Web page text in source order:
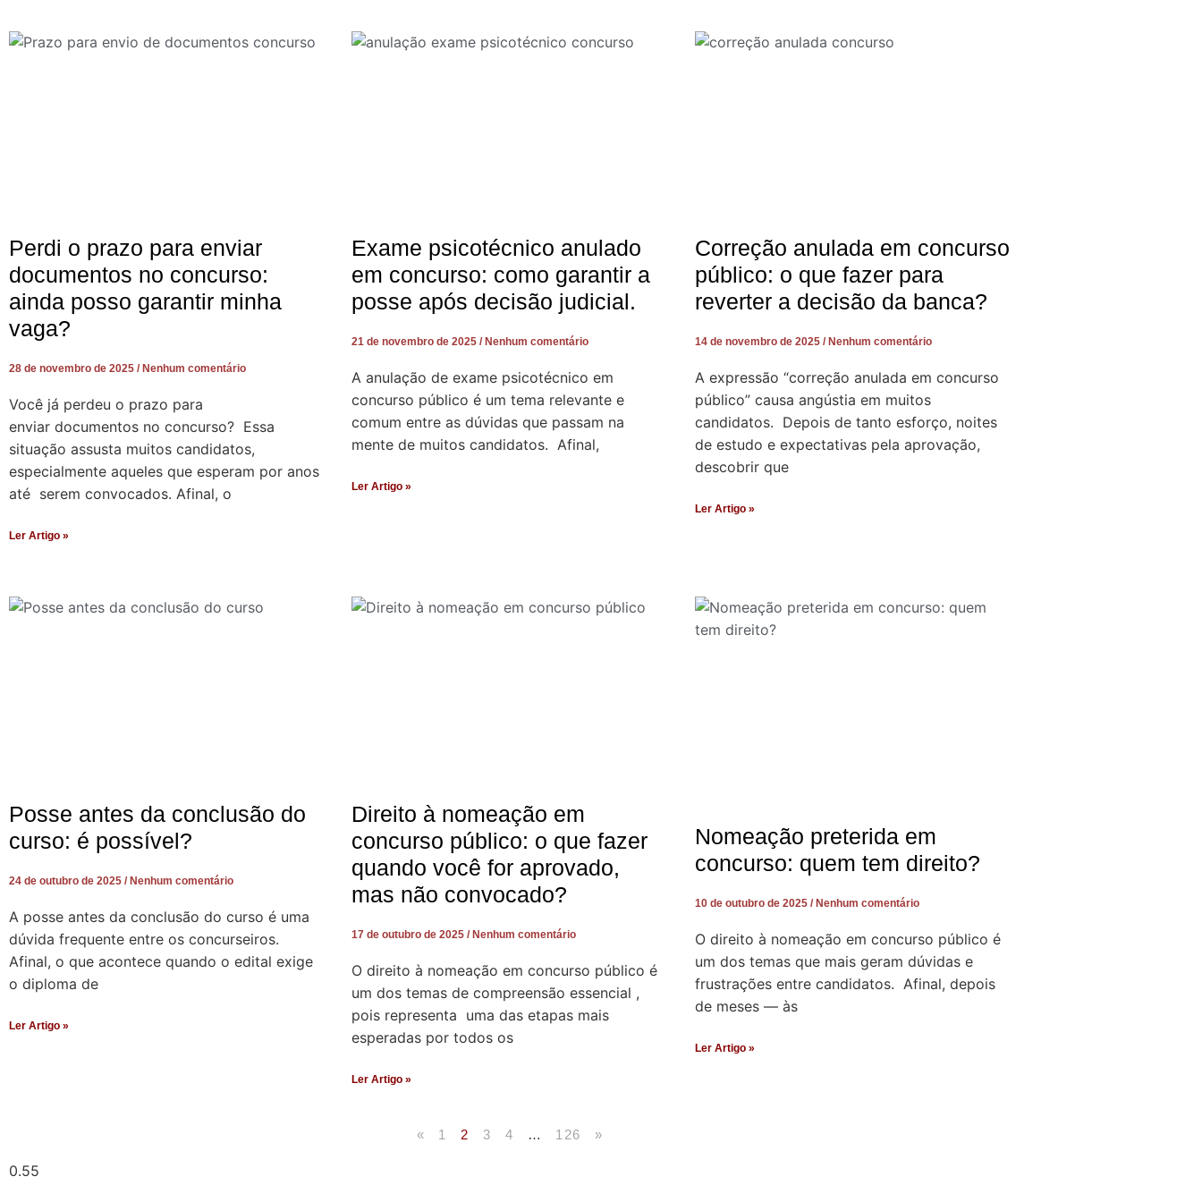
Perdi o prazo para enviar
documentos no concurso:
ainda posso garantir minha
vaga?
28 de novembro de 2025 Nenhum comentário
Você já perdeu o prazo para
enviar documentos no concurso? Essa
situação assusta muitos candidatos,
especialmente aqueles que esperam por anos
até serem convocados. Afinal, o
Ler Artigo »
Exame psicotécnico anulado
em concurso: como garantir a
posse após decisão judicial.
21 de novembro de 2025 Nenhum comentário
A anulação de exame psicotécnico em
concurso público é um tema relevante e
comum entre as dúvidas que passam na
mente de muitos candidatos. Afinal,
Ler Artigo »
Correção anulada em concurso
público: o que fazer para
reverter a decisão da banca?
14 de novembro de 2025 Nenhum comentário
A expressão “correção anulada em concurso
público” causa angústia em muitos
candidatos. Depois de tanto esforço, noites
de estudo e expectativas pela aprovação,
descobrir que
Ler Artigo »
Posse antes da conclusão do
curso: é possível?
24 de outubro de 2025 Nenhum comentário
A posse antes da conclusão do curso é uma
dúvida frequente entre os concurseiros.
Afinal, o que acontece quando o edital exige
o diploma de
Ler Artigo »
Direito à nomeação em
concurso público: o que fazer
quando você for aprovado,
mas não convocado?
17 de outubro de 2025 Nenhum comentário
O direito à nomeação em concurso público é
um dos temas de compreensão essencial ,
pois representa uma das etapas mais
esperadas por todos os
Ler Artigo »
Nomeação preterida em
concurso: quem tem direito?
10 de outubro de 2025 Nenhum comentário
O direito à nomeação em concurso público é
um dos temas que mais geram dúvidas e
frustrações entre candidatos. Afinal, depois
de meses — às
Ler Artigo »
« 1 2 3 4 … 126 »